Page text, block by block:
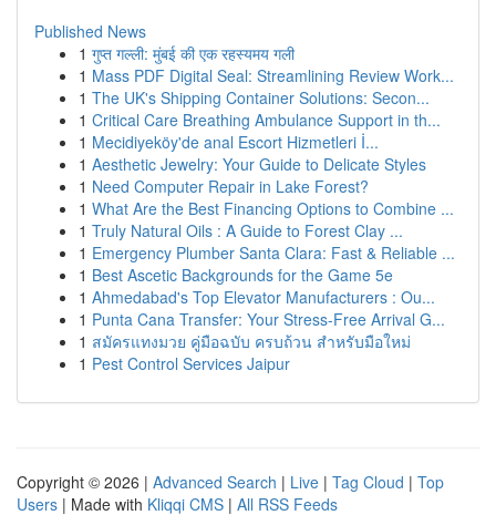
Published News
1 गुप्त गल्ली: मुंबई की एक रहस्यमय गली
1 Mass PDF Digital Seal: Streamlining Review Work...
1 The UK's Shipping Container Solutions: Secon...
1 Critical Care Breathing Ambulance Support in th...
1 Mecidiyeköy'de anal Escort Hizmetleri İ...
1 Aesthetic Jewelry: Your Guide to Delicate Styles
1 Need Computer Repair in Lake Forest?
1 What Are the Best Financing Options to Combine ...
1 Truly Natural Oils : A Guide to Forest Clay ...
1 Emergency Plumber Santa Clara: Fast & Reliable ...
1 Best Ascetic Backgrounds for the Game 5e
1 Ahmedabad's Top Elevator Manufacturers : Ou...
1 Punta Cana Transfer: Your Stress-Free Arrival G...
1 สมัครแทงมวย คู่มือฉบับ ครบถ้วน สำหรับมือใหม่
1 Pest Control Services Jaipur
Copyright © 2026 | Advanced Search | Live | Tag Cloud | Top
Users | Made with Kliqqi CMS | All RSS Feeds